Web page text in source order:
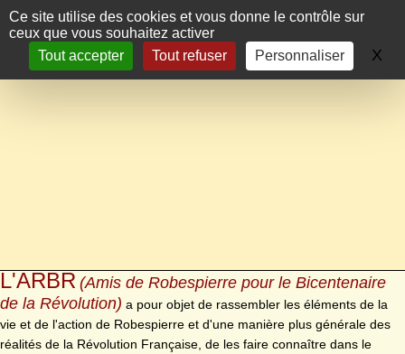
Panneau de gestion des cookies
Ce site utilise des cookies et vous donne le contrôle sur
ceux que vous souhaitez activer
Tout accepter
Tout refuser Personnaliser X
L'ARBR (Amis de Robespierre pour le Bicentenaire
de la Révolution) a pour objet de rassembler les éléments de la
vie et de l'action de Robespierre et d'une manière plus générale des
réalités de la Révolution Française, de les faire connaître dans le